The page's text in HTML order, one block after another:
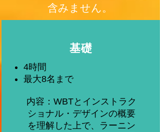
含みません。
​基礎
​4時間
最大8名まで
内容：WBTとインストラク
ショナル・デザインの概要
を理解した上で、ラーニン